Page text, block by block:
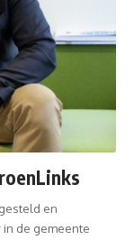
en
de gemeente